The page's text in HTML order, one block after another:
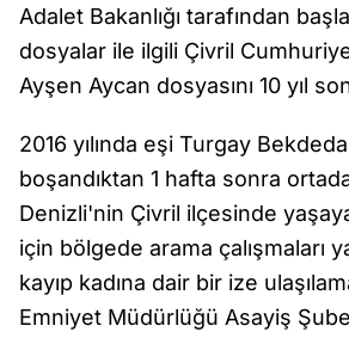
Adalet Bakanlığı tarafından
dosyalar ile ilgili Çivril
Ayşen Aycan dosyasını 10 yıl
2016 yılında eşi Turgay
boşandıktan 1 hafta sonra
Denizli'nin Çivril ilçesinde
için bölgede arama çalışmaları
kayıp kadına dair bir ize
Emniyet Müdürlüğü Asayiş